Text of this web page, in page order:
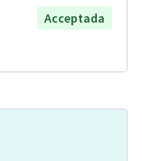
Acceptada